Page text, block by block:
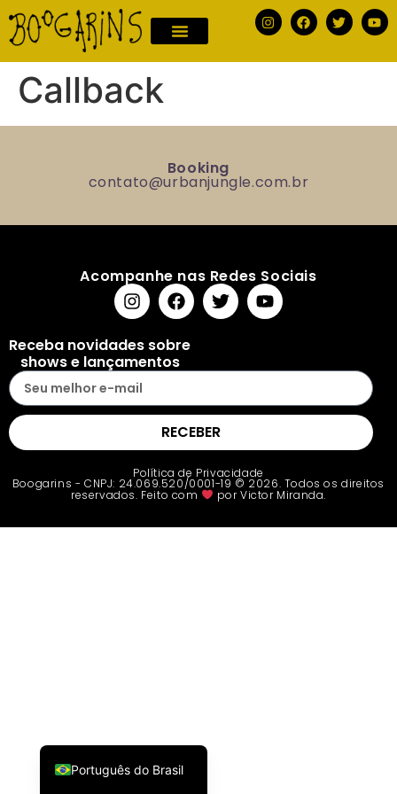
Callback
Booking
contato@urbanjungle.com.br
Acompanhe nas Redes Sociais
Receba novidades sobre
shows e lançamentos
RECEBER
Política de Privacidade
Boogarins - CNPJ: 24.069.520/0001-19 © 2026. Todos os direitos
reservados. Feito com por Victor Miranda.
Português do Brasil